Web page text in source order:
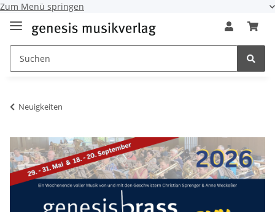
Zum Menü springen
Neuigkeiten